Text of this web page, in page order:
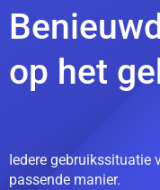
op het
Iedere gebruikssituatie
passende manier.